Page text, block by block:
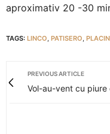
aproximativ 20 -30
TAGS: LINCO, PATISERO,
PREVIOUS ARTICLE
Vol-au-vent cu